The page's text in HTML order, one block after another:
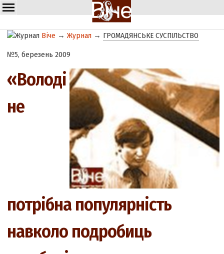
Віче →Журнал → ГРОМАДЯНСЬКЕ СУСПІЛЬСТВО
№5, березень 2009
«Володі
не
потрібна популярність
навколо подробиць